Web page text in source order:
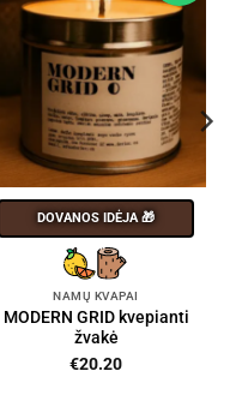
DOVANOS IDĖJA 🎁
NAMŲ KVAPAI
MODERN GRID kvepianti
žvakė
€20.20